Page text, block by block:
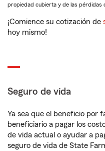
propiedad cubierta y de las pérdidas
¡Comience su cotización de
hoy mismo!
Seguro de vida
Ya sea que el beneficio por
beneficiario a pagar los
de vida actual o ayudar a
seguro de vida de State